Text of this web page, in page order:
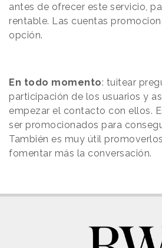
antes de ofrecer este servicio,
rentable. Las cuentas
opción.
En todo momento: tuitear
participación de los usuarios y
empezar el contacto con ellos.
ser promocionados para
También es muy útil
fomentar más la conversación.